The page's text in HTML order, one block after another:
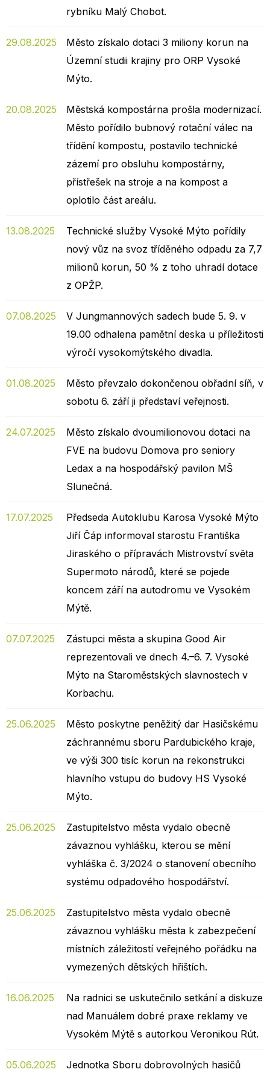
rybníku Malý Chobot.
29.08.2025
Město získalo dotaci 3 miliony korun na
Územní studii krajiny pro ORP Vysoké
Mýto.
20.08.2025
Městská kompostárna prošla modernizací.
Město pořídilo bubnový rotační válec na
třídění kompostu, postavilo technické
zázemí pro obsluhu kompostárny,
přístřešek na stroje a na kompost a
oplotilo část areálu.
13.08.2025
Technické služby Vysoké Mýto pořídily
nový vůz na svoz tříděného odpadu za 7,7
milionů korun, 50 % z toho uhradí dotace
z OPŽP.
07.08.2025
V Jungmannových sadech bude 5. 9. v
19.00 odhalena pamětní deska u příležitosti
výročí vysokomýtského divadla.
01.08.2025
Město převzalo dokončenou obřadní síň, v
sobotu 6. září ji představí veřejnosti.
24.07.2025
Město získalo dvoumilionovou dotaci na
FVE na budovu Domova pro seniory
Ledax a na hospodářský pavilon MŠ
Slunečná.
17.07.2025
Předseda Autoklubu Karosa Vysoké Mýto
Jiří Čáp informoval starostu Františka
Jiraského o přípravách Mistrovství světa
Supermoto národů, které se pojede
koncem září na autodromu ve Vysokém
Mýtě.
07.07.2025
Zástupci města a skupina Good Air
reprezentovali ve dnech 4.–6. 7. Vysoké
Mýto na Staroměstských slavnostech v
Korbachu.
25.06.2025
Město poskytne peněžitý dar Hasičskému
záchrannému sboru Pardubického kraje,
ve výši 300 tisíc korun na rekonstrukci
hlavního vstupu do budovy HS Vysoké
Mýto.
25.06.2025
Zastupitelstvo města vydalo obecně
závaznou vyhlášku, kterou se mění
vyhláška č. 3/2024 o stanovení obecního
systému odpadového hospodářství.
25.06.2025
Zastupitelstvo města vydalo obecně
závaznou vyhlášku města k zabezpečení
místních záležitostí veřejného pořádku na
vymezených dětských hřištích.
16.06.2025
Na radnici se uskutečnilo setkání a diskuze
nad Manuálem dobré praxe reklamy ve
Vysokém Mýtě s autorkou Veronikou Rút.
05.06.2025 Jednotka Sboru dobrovolných hasičů